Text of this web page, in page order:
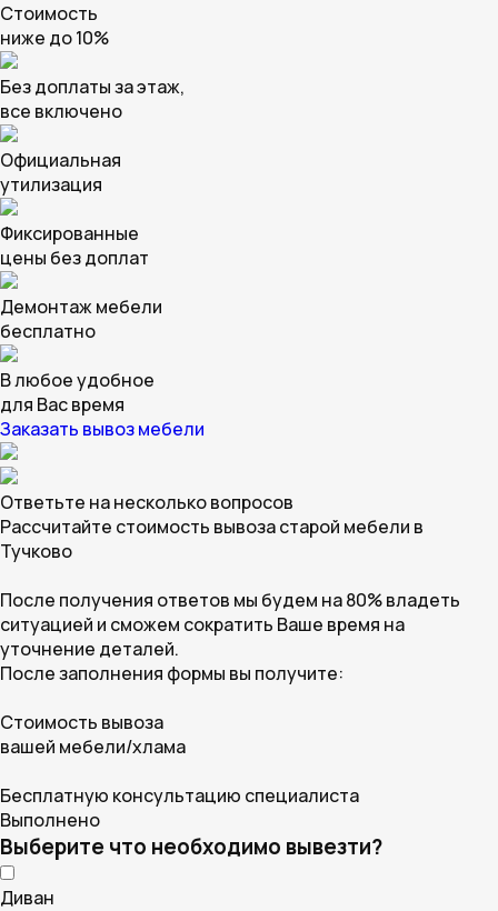
Стоимость
ниже до 10%
Без доплаты за этаж,
все включено
Официальная
утилизация
Фиксированные
цены без доплат
Демонтаж мебели
бесплатно
В любое удобное
для Вас время
Заказать вывоз мебели
Ответьте на несколько вопросов
Рассчитайте стоимость вывоза старой мебели в
Тучково
После получения ответов мы будем на 80% владеть
ситуацией и сможем сократить Ваше время на
уточнение деталей.
После заполнения формы вы получите:
Cтоимость вывоза
вашей мебели/хлама
Бесплатную консультацию специалиста
Выполнено
Выберите что необходимо вывезти?
Диван